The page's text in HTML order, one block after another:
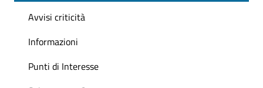
Avvisi criticità
Informazioni
Punti di Interesse